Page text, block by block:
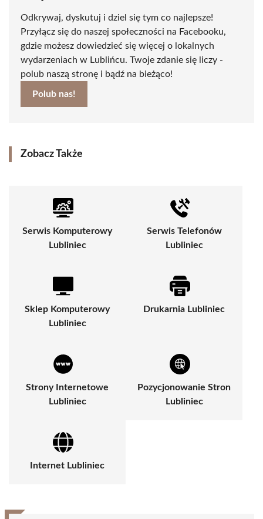
Odkrywaj, dyskutuj i dziel się tym co najlepsze!
Przyłącz się do naszej społeczności na Facebooku,
gdzie możesz dowiedzieć się więcej o lokalnych
wydarzeniach w Lublińcu. Twoje zdanie się liczy -
polub naszą stronę i bądź na bieżąco!
Polub nas!
Zobacz Także
Serwis Komputerowy
Lubliniec
Serwis Telefonów
Lubliniec
Sklep Komputerowy
Lubliniec
Drukarnia Lubliniec
Strony Internetowe
Lubliniec
Pozycjonowanie Stron
Lubliniec
Internet Lubliniec